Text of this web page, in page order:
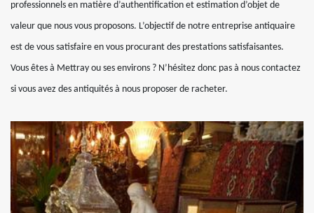
professionnels en matière d’authentification et estimation d’objet de
valeur que nous vous proposons. L’objectif de notre entreprise antiquaire
est de vous satisfaire en vous procurant des prestations satisfaisantes.
Vous êtes à Mettray ou ses environs ? N’hésitez donc pas à nous contactez
si vous avez des antiquités à nous proposer de racheter.